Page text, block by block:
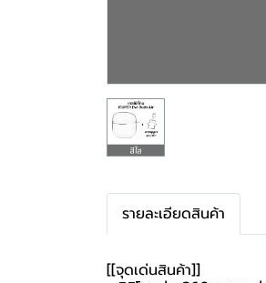
รายละเอียดสินค้า
[[จุดเด่นสินค้า]]